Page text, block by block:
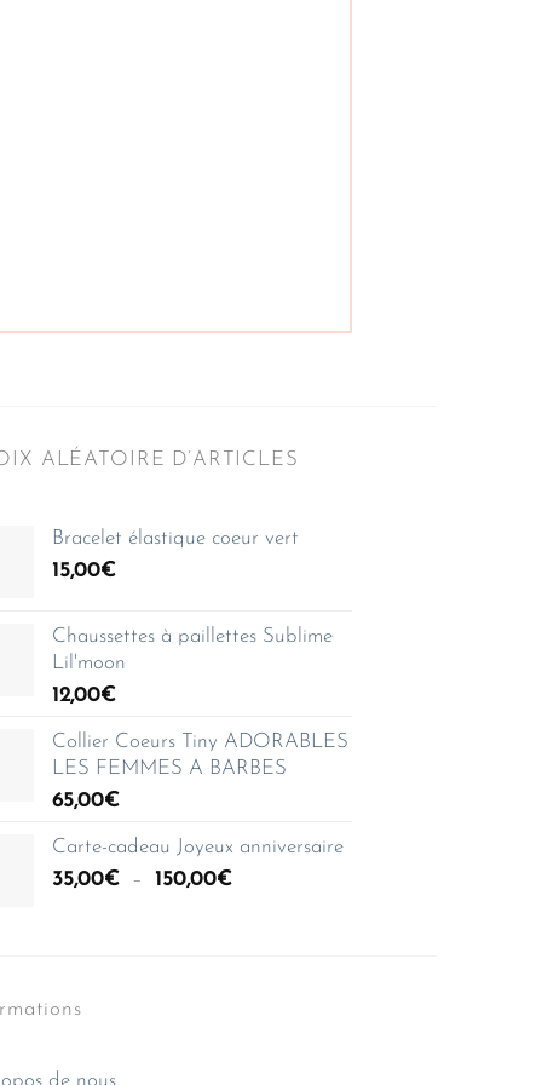
ALÉATOIRE D’ARTICLES
Bracelet élastique coeur vert
15,00€
Chaussettes à paillettes Sublime
Lil'moon
12,00€
Collier Coeurs Tiny ADORABLES
LES FEMMES A BARBES
65,00€
Carte-cadeau Joyeux anniversaire
35,00€ – 150,00€Plage
de nous